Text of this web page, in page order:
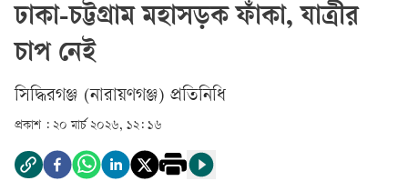
ঢাকা-চট্টগ্রাম মহাসড়ক ফাঁকা, যাত্রীর
চাপ নেই
সিদ্ধিরগঞ্জ (নারায়ণগঞ্জ) প্রতিনিধি
প্রকাশ : ২০ মার্চ ২০২৬, ১২: ১৬